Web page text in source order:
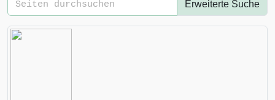
Erweiterte Suche